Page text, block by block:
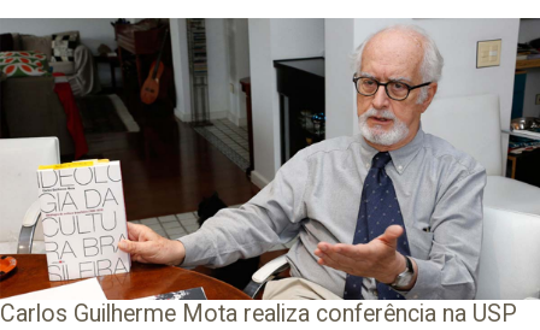
Carlos Guilherme Mota realiza conferência na USP